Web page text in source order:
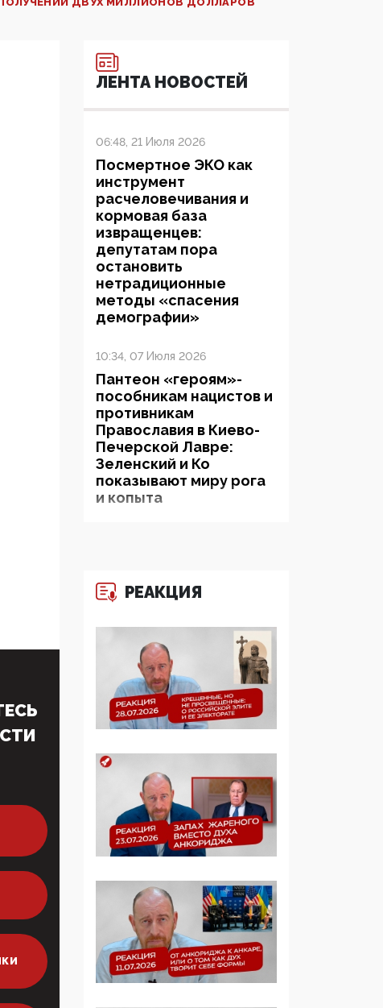
ЛЕНТА НОВОСТЕЙ
06:48, 21 Июля 2026
Посмертное ЭКО как
инструмент
расчеловечивания и
кормовая база
извращенцев:
депутатам пора
остановить
нетрадиционные
методы «спасения
демографии»
10:34, 07 Июля 2026
Пантеон «героям»-
пособникам нацистов и
противникам
Православия в Киево-
Печерской Лавре:
Зеленский и Ко
показывают миру рога
и копыта
шокирующее: платные
бюджета в 100 раз
больше, чем кровные
многодетные семьи
05:00, 13 Июня 2026
Разбор учебника
редакцией Медведева:
суверенитет,
традиционные
ценности и немного
двоемыслия
Прокуратура наконец
увидела
экстремистскую
деятельность ИИТО
ЮНЕСКО в России, но
цифроглобалисты
продолжают
РЕАКЦИЯ